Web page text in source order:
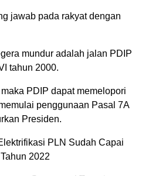
jawab pada rakyat dengan
mundur adalah jalan PDIP
tahun 2000.
PDIP dapat memelopori
penggunaan Pasal 7A
Presiden.
PLN Sudah Capai
2022